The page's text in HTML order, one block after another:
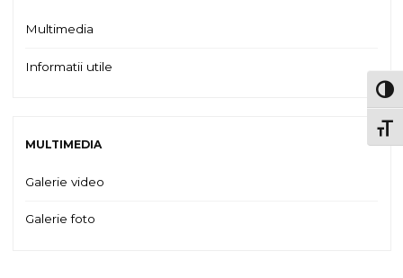
Multimedia
Informatii utile
MULTIMEDIA
Galerie video
Galerie foto